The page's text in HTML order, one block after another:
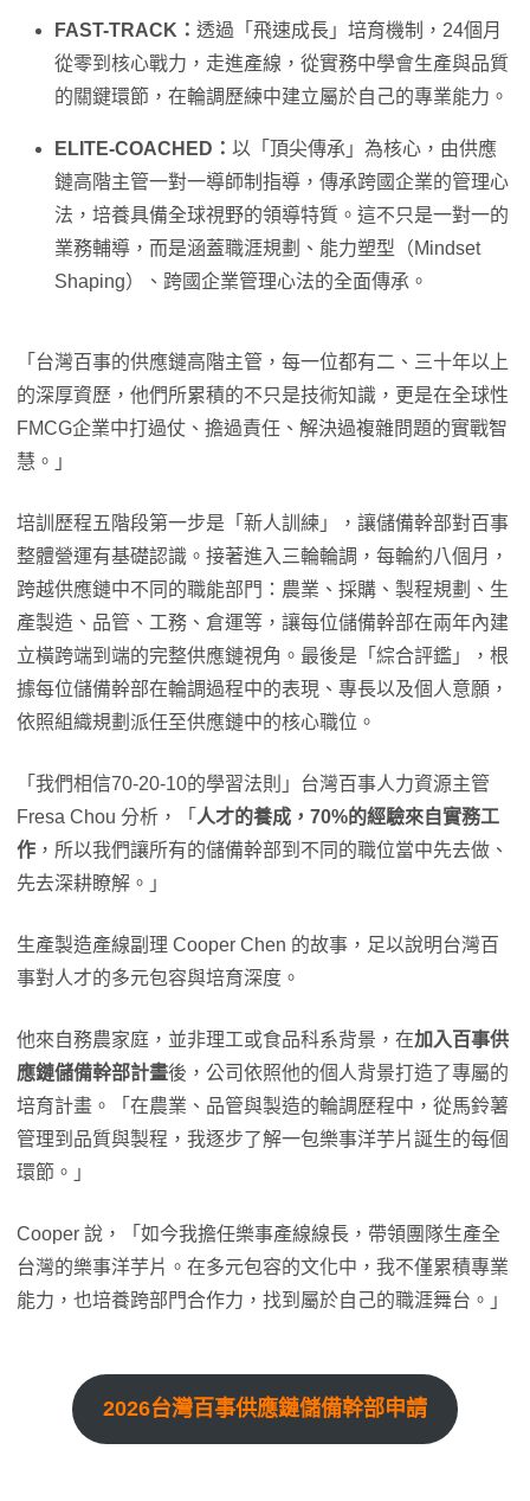
FAST-TRACK ： 透過「飛速成長」培育機制，24個月
從零到核心戰力，走進產線，從實務中學會生產與品質
的關鍵環節，在輪調歷練中建立屬於自己的專業能力。
ELITE-COACHED ： 以「頂尖傳承」為核心，由供應
鏈高階主管一對一導師制指導，傳承跨國企業的管理心
法，培養具備全球視野的領導特質。這不只是一對一的
業務輔導，而是涵蓋職涯規劃、能力塑型（Mindset
Shaping）、跨國企業管理心法的全面傳承。
「台灣百事的供應鏈高階主管，每一位都有二、三十年以上
的深厚資歷，他們所累積的不只是技術知識，更是在全球性
FMCG企業中打過仗、擔過責任、解決過複雜問題的實戰智
慧。」
培訓歷程五階段第一步是「新人訓練」，讓儲備幹部對百事
整體營運有基礎認識。接著進入三輪輪調，每輪約八個月，
跨越供應鏈中不同的職能部門：農業、採購、製程規劃、生
產製造、品管、工務、倉運等，讓每位儲備幹部在兩年內建
立橫跨端到端的完整供應鏈視角。最後是「綜合評鑑」，根
據每位儲備幹部在輪調過程中的表現、專長以及個人意願，
依照組織規劃派任至供應鏈中的核心職位。
「我們相信70-20-10的學習法則」台灣百事人力資源主管
Fresa Chou 分析，「 人才的養成，70%的經驗來自實務工
作 ，所以我們讓所有的儲備幹部到不同的職位當中先去做、
先去深耕瞭解。」
生產製造產線副理 Cooper Chen 的故事，足以說明台灣百
事對人才的多元包容與培育深度。
他來自務農家庭，並非理工或食品科系背景，在加入百事供
應鏈儲備幹部計畫後，公司依照他的個人背景打造了專屬的
培育計畫。「在農業、品管與製造的輪調歷程中，從馬鈴薯
管理到品質與製程，我逐步了解一包樂事洋芋片誕生的每個
環節。」
Cooper 說，「如今我擔任樂事產線線長，帶領團隊生產全
台灣的樂事洋芋片。在多元包容的文化中，我不僅累積專業
能力，也培養跨部門合作力，找到屬於自己的職涯舞台。」
2026台灣百事供應鏈儲備幹部申請